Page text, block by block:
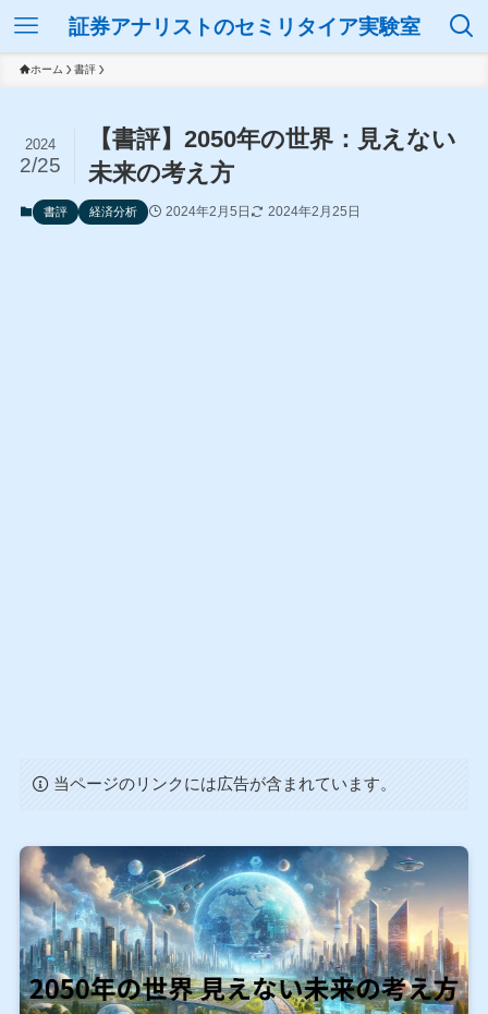
証券アナリストのセミリタイア実験室
ホーム 書評
【書評】2050年の世界：見えない
未来の考え方
2024
2/25
書評 経済分析 2024年2月5日 2024年2月25日
当ページのリンクには広告が含まれています。